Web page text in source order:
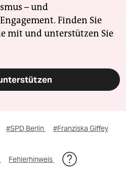
– und
Finden Sie
mit und unterstützen Sie
#SPD Berlin #Franziska Giffey
Fehlerhinweis